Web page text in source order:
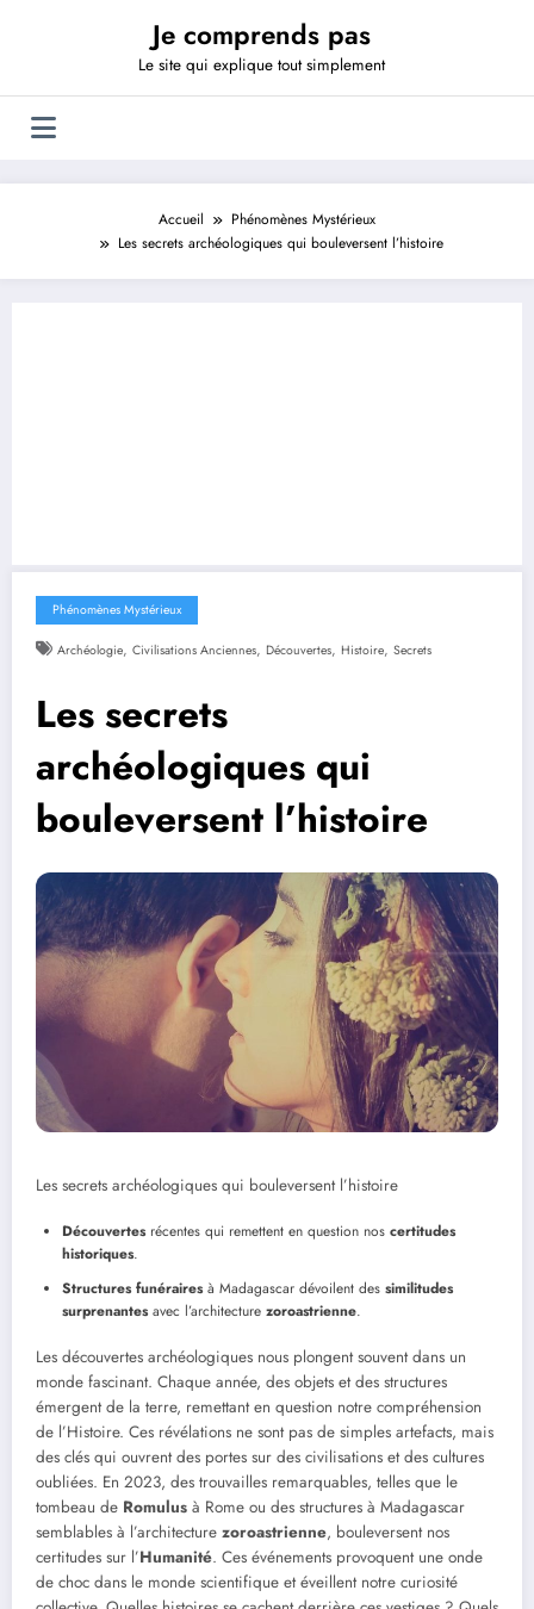
Je comprends pas
Le site qui explique tout simplement
Accueil
Phénomènes Mystérieux
Les secrets archéologiques qui bouleversent l’histoire
Phénomènes Mystérieux
Archéologie, Civilisations Anciennes, Découvertes, Histoire, Secrets
Les secrets
archéologiques qui
bouleversent l’histoire
Les secrets archéologiques qui bouleversent l’histoire
Découvertesrécentes qui remettent en question nos certitudes
historiques.
Structures funérairesà Madagascar dévoilent des similitudes
surprenantesavec l’architecture zoroastrienne.
Les découvertes archéologiques nous plongent souvent dans un
monde fascinant. Chaque année, des objets et des structures
émergent de la terre, remettant en question notre compréhension
de l’Histoire. Ces révélations ne sont pas de simples artefacts, mais
des clés qui ouvrent des portes sur des civilisations et des cultures
oubliées. En 2023, des trouvailles remarquables, telles que le
tombeau de Romulus à Rome ou des structures à Madagascar
semblables à l’architecture zoroastrienne, bouleversent nos
certitudes sur l’Humanité. Ces événements provoquent une onde
de choc dans le monde scientifique et éveillent notre curiosité